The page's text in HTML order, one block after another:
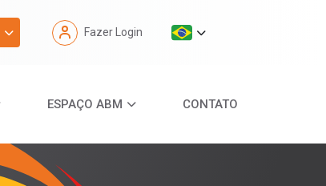
Fazer Login
ESPAÇO ABM CONTATO